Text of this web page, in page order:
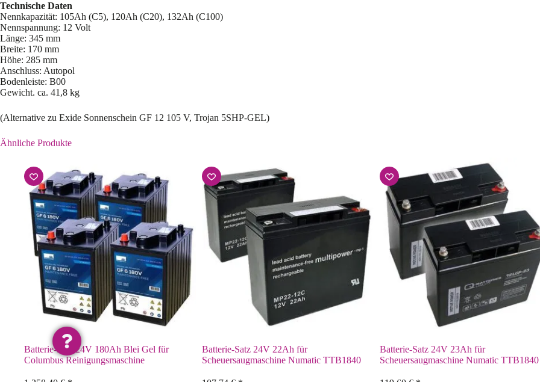
Technische Daten
Nennkapazität: 105Ah (C5), 120Ah (C20), 132Ah (C100)
Nennspannung: 12 Volt
Länge: 345 mm
Breite: 170 mm
Höhe: 285 mm
Anschluss: Autopol
Bodenleiste: B00
Gewicht. ca. 41,8 kg
(Alternative zu Exide Sonnenschein GF 12 105 V, Trojan 5SHP-GEL)
Ähnliche Produkte
Batterie-Satz 24V 180Ah Blei Gel für
Columbus Reinigungsmaschine
Batterie-Satz 24V 22Ah für
Scheuersaugmaschine Numatic TTB1840
Batterie-Satz 24V 23Ah für
Scheuersaugmaschine Numatic TTB1840